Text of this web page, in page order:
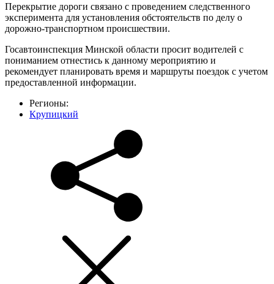
Перекрытие дороги связано с проведением следственного
эксперимента для установления обстоятельств по делу о
дорожно-транспортном происшествии.
Госавтоинспекция Минской области просит водителей с
пониманием отнестись к данному мероприятию и
рекомендует планировать время и маршруты поездок с учетом
предоставленной информации.
Регионы:
Крупицкий